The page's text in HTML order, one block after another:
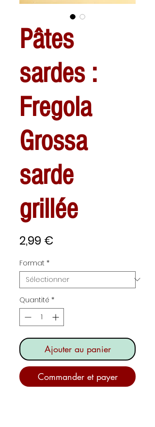
Pâtes
sardes :
Fregola
Grossa
sarde
grillée
2,99 €
Format *
Quantité *
Ajouter au panier
Commander et payer